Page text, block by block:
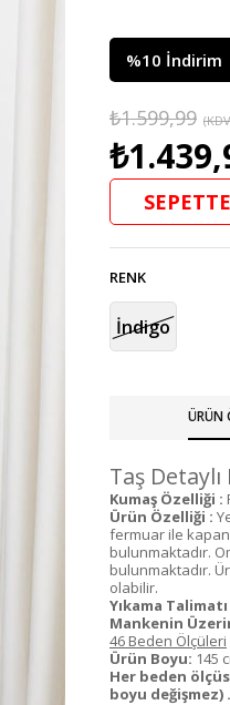
%10 İndirim
₺1.599,99
RENK
İndigo
ÜRÜN
Taş
Kumaş Özelliği :
Ürün Özelliği :
fermuar ile
bulunmaktadır.
bulunmaktadır.
olabilir.
Yıkama Talimatı
Mankenin
46 Beden Ölçüleri
Ürün Boyu: 145
Her beden
boyu değişmez) .